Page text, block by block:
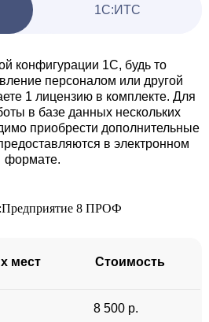
1С:ИТС
конфигурации 1С, будь то
персоналом или другой
1 лицензию в комплекте. Для
в базе данных нескольких
приобрести дополнительные
в электронном
формате.
8 ПРОФ
мест Стоимость
8 500 р.